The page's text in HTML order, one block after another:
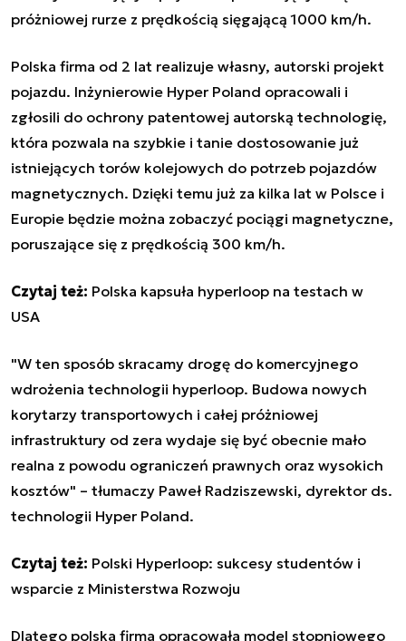
próżniowej rurze z prędkością sięgającą 1000 km/h.
Polska firma od 2 lat realizuje własny, autorski projekt
pojazdu. Inżynierowie Hyper Poland opracowali i
zgłosili do ochrony patentowej autorską technologię,
która pozwala na szybkie i tanie dostosowanie już
istniejących torów kolejowych do potrzeb pojazdów
magnetycznych. Dzięki temu już za kilka lat w Polsce i
Europie będzie można zobaczyć pociągi magnetyczne,
poruszające się z prędkością 300 km/h.
Czytaj też: Polska kapsuła hyperloop na testach w
USA
"W ten sposób skracamy drogę do komercyjnego
wdrożenia technologii hyperloop. Budowa nowych
korytarzy transportowych i całej próżniowej
infrastruktury od zera wydaje się być obecnie mało
realna z powodu ograniczeń prawnych oraz wysokich
kosztów" – tłumaczy Paweł Radziszewski, dyrektor ds.
technologii Hyper Poland.
Czytaj też: Polski Hyperloop: sukcesy studentów i
wsparcie z Ministerstwa Rozwoju
Dlatego polska firma opracowała model stopniowego